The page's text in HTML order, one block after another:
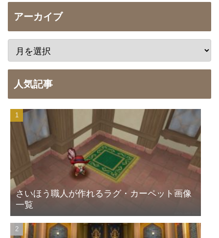
アーカイブ
人気記事
さいほう職人が作れるラグ・カーペット画像
一覧